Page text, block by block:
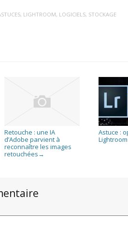
, LIGHTROOM, LOGICIELS, STOCKAGE
Retouche : une IA
d’Adobe parvient à
reconnaître les images
retouchées →
Astuce :
Lightroom